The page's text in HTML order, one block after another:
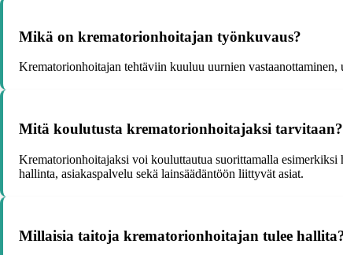
Mikä on krematorionhoitajan työnkuvaus?
Krematorionhoitajan tehtäviin kuuluu uurnien
Mitä koulutusta krematorionhoitajaksi tarvitaan?
Krematorionhoitajaksi voi kouluttautua suorittamalla esimerkiksi
hallinta, asiakaspalvelu sekä lainsäädäntöön liittyvät asiat.
Millaisia taitoja krematorionhoitajan tulee